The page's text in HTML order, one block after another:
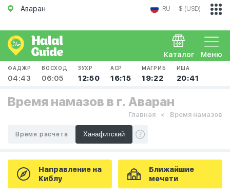
Аваран RU $ (USD)
Меню
Каталог
ФАДЖР
04:43
ВОСХОД
06:05
ЗУХР
12:50
АСР
16:15
МАГРИБ
19:22
ИША
20:41
Время намазов в г. Аваран
Главная Время намазов
Время расчета
Направление на
Киблу
Ближайшие
мечети